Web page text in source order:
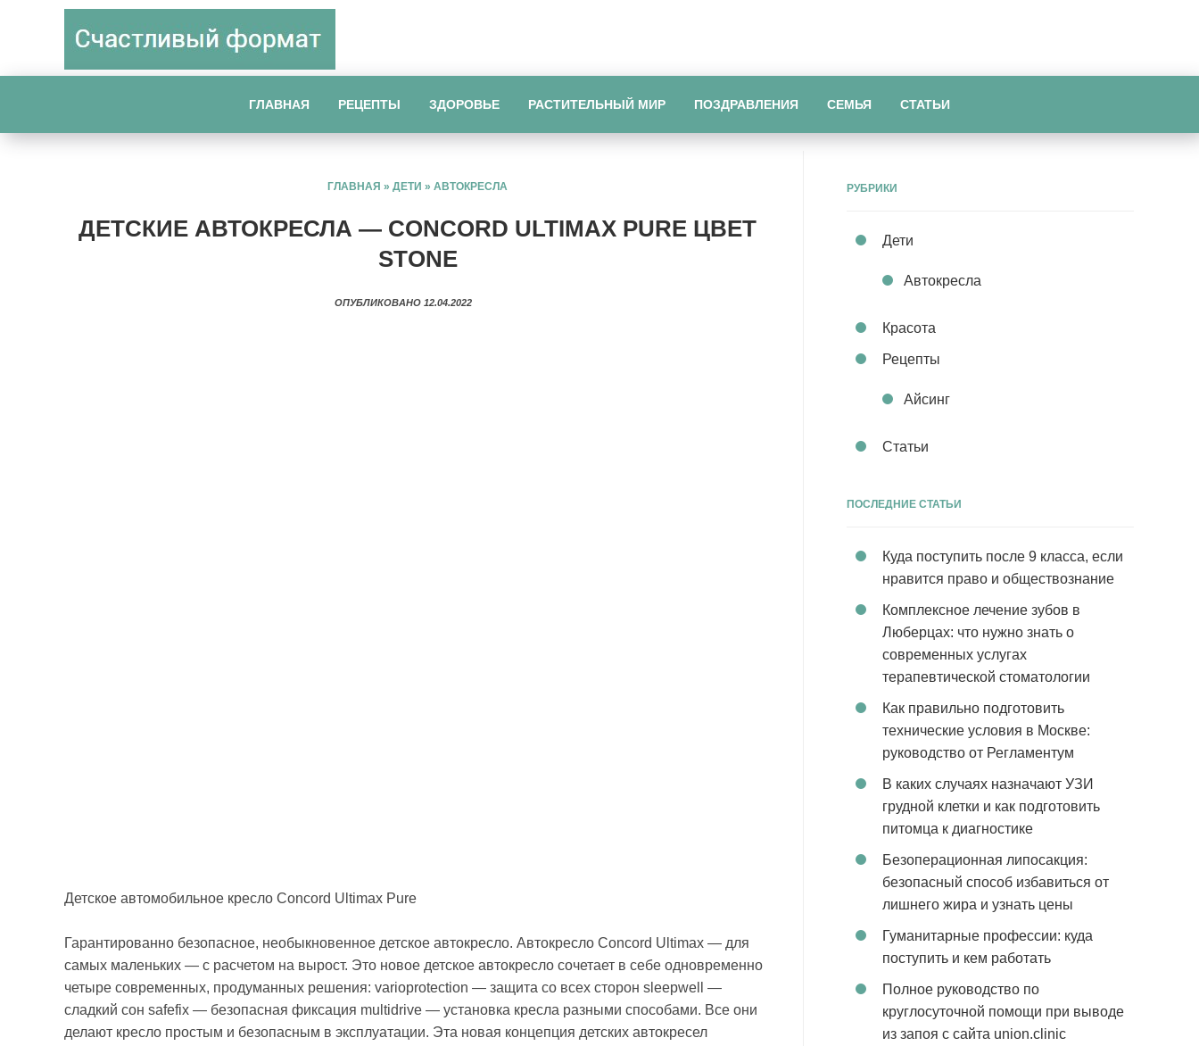
ГЛАВНАЯ РЕЦЕПТЫ ЗДОРОВЬЕ РАСТИТЕЛЬНЫЙ МИР ПОЗДРАВЛЕНИЯ СЕМЬЯ СТАТЬИ
ГЛАВНАЯ » ДЕТИ » АВТОКРЕСЛА
ДЕТСКИЕ АВТОКРЕСЛА — CONCORD ULTIMAX PURE ЦВЕТ
STONE
ОПУБЛИКОВАНО 12.04.2022
Детское автомобильное кресло Concord Ultimax Pure
Гарантированно безопасное, необыкновенное детское автокресло. Автокресло Concord Ultimax — для
самых маленьких — с расчетом на вырост. Это новое детское автокресло сочетает в себе одновременно
четыре современных, продуманных решения: varioprotection — защита со всех сторон sleepwell —
сладкий сон safefix — безопасная фиксация multidrive — установка кресла разными способами. Все они
делают кресло простым и безопасным в эксплуатации. Эта новая концепция детских автокресел
РУБРИКИ
Дети
Автокресла
Красота
Рецепты
Айсинг
Статьи
ПОСЛЕДНИЕ СТАТЬИ
Куда поступить после 9 класса, если
нравится право и обществознание
Комплексное лечение зубов в
Люберцах: что нужно знать о
современных услугах
терапевтической стоматологии
Как правильно подготовить
технические условия в Москве:
руководство от Регламентум
В каких случаях назначают УЗИ
грудной клетки и как подготовить
питомца к диагностике
Безоперационная липосакция:
безопасный способ избавиться от
лишнего жира и узнать цены
Гуманитарные профессии: куда
поступить и кем работать
Полное руководство по
круглосуточной помощи при выводе
из запоя с сайта union.clinic